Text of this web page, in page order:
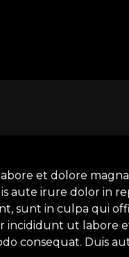
et dolore
aute irure dolor in
sunt in culpa qui
incididunt ut labore
consequat. Duis